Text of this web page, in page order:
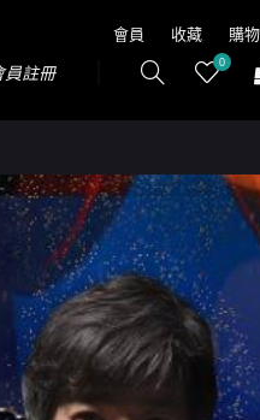
會員 收藏 購
員註冊
0